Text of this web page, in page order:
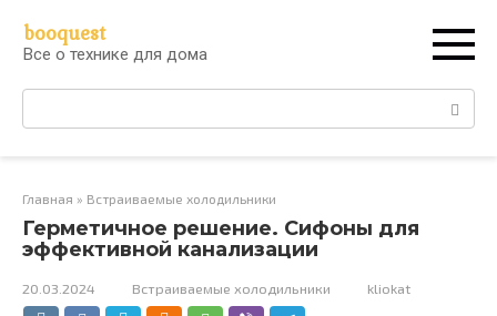
контенту
booquest
Все о технике для дома
Поиск:
Главная » Встраиваемые холодильники
Герметичное решение. Сифоны для
эффективной канализации
20.03.2024 Встраиваемые холодильники kliokat